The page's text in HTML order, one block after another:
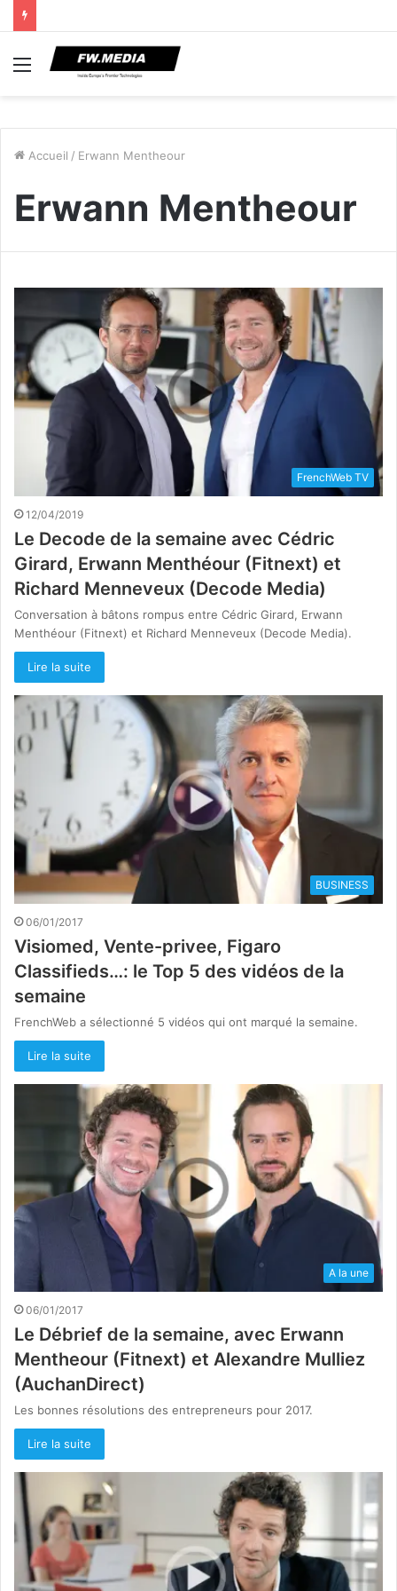
Menu
Accueil / Erwann Mentheour
Erwann Mentheour
FrenchWeb TV
12/04/2019
Le Decode de la semaine avec Cédric
Girard, Erwann Menthéour (Fitnext) et
Richard Menneveux (Decode Media)
Conversation à bâtons rompus entre Cédric Girard, Erwann
Menthéour (Fitnext) et Richard Menneveux (Decode Media).
Lire la suite
BUSINESS
06/01/2017
Visiomed, Vente-privee, Figaro
Classifieds…: le Top 5 des vidéos de la
semaine
FrenchWeb a sélectionné 5 vidéos qui ont marqué la semaine.
Lire la suite
A la une
06/01/2017
Le Débrief de la semaine, avec Erwann
Mentheour (Fitnext) et Alexandre Mulliez
(AuchanDirect)
Les bonnes résolutions des entrepreneurs pour 2017.
Lire la suite